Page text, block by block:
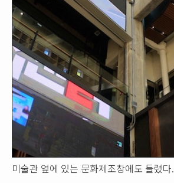
미술관 옆에 있는 문화제조창에도 들렸다.